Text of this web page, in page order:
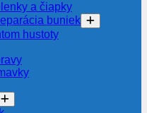
a čiapky
buniek
hustoty